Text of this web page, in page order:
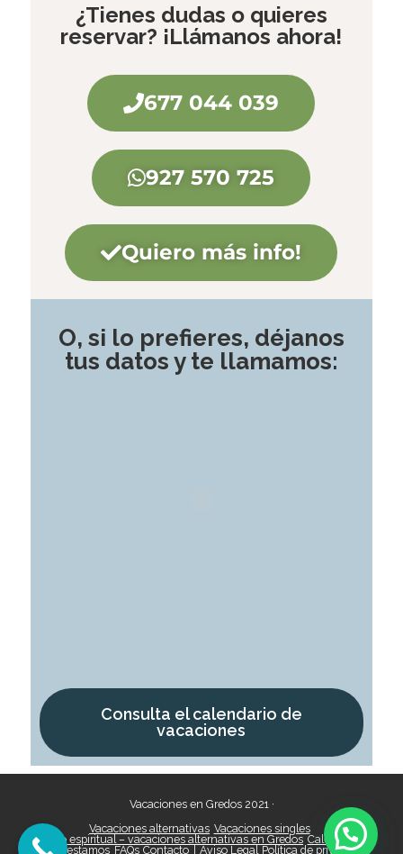
¿Tienes dudas o quieres
reservar? ¡Llámanos ahora!
677 044 039
927 570 725
Quiero más info!
O, si lo prefieres, déjanos
tus datos y te llamamos:
Consulta el calendario de
vacaciones
Vacaciones en Gredos 2021 ·
Vacaciones alternativas Vacaciones singles
Retiro espiritual – vacaciones alternativas en Gredos Calendario
Dónde estamos FAQs Contacto | Aviso Legal Política de privacidad